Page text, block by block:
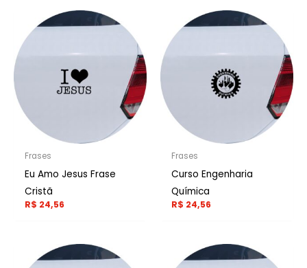
Frases
Eu Amo Jesus Frase
Cristã
R$ 24,56
Frases
Curso Engenharia
Química
R$ 24,56